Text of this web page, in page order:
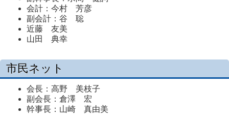
会計：今村 芳彦
副会計：谷 聡
近藤 友美
山田 典幸
市民ネット
会長：高野 美枝子
副会長：倉澤 宏
幹事長：山崎 真由美